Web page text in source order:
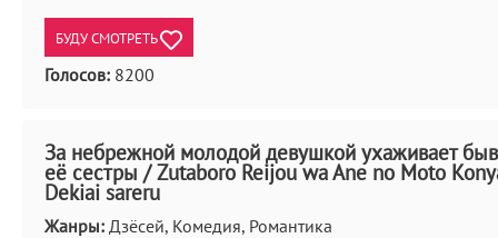
БУДУ СМОТРЕТЬ
Голосов: 8200
За небрежной молодой девушкой ухаживает
её сестры / Zutaboro Reijou wa Ane no Moto
Dekiai sareru
Жанры: Дзёсей, Комедия, Романтика